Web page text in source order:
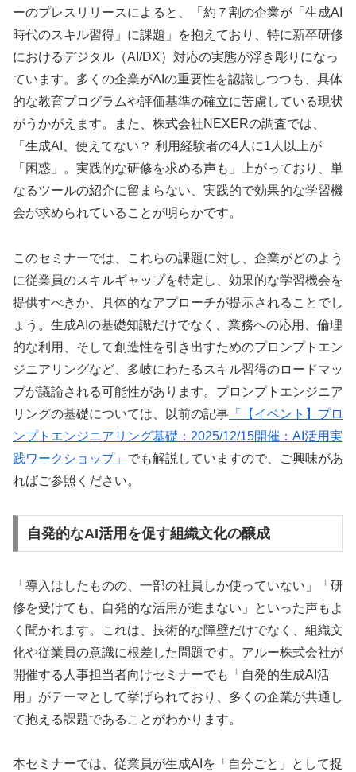
ーのプレスリリースによると、「約７割の企業が「生成AI
時代のスキル習得」に課題」を抱えており、特に新卒研修
におけるデジタル（AI/DX）対応の実態が浮き彫りになっ
ています。多くの企業がAIの重要性を認識しつつも、具体
的な教育プログラムや評価基準の確立に苦慮している現状
がうかがえます。また、株式会社NEXERの調査では、
「生成AI、使えてない？ 利用経験者の4人に1人以上が
「困惑」。実践的な研修を求める声も」上がっており、単
なるツールの紹介に留まらない、実践的で効果的な学習機
会が求められていることが明らかです。
このセミナーでは、これらの課題に対し、企業がどのよう
に従業員のスキルギャップを特定し、効果的な学習機会を
提供すべきか、具体的なアプローチが提示されることでし
ょう。生成AIの基礎知識だけでなく、業務への応用、倫理
的な利用、そして創造性を引き出すためのプロンプトエン
ジニアリングなど、多岐にわたるスキル習得のロードマッ
プが議論される可能性があります。プロンプトエンジニア
リングの基礎については、以前の記事 「【イベント】プロ
ンプトエンジニアリング基礎：2025/12/15開催：AI活用実
践ワークショップ」 でも解説していますので、ご興味があ
ればご参照ください。
自発的なAI活用を促す組織文化の醸成
「導入はしたものの、一部の社員しか使っていない」「研
修を受けても、自発的な活用が進まない」といった声もよ
く聞かれます。これは、技術的な障壁だけでなく、組織文
化や従業員の意識に根差した問題です。アルー株式会社が
開催する人事担当者向けセミナーでも「自発的生成AI活
用」がテーマとして挙げられており、多くの企業が共通し
て抱える課題であることがわかります。
本セミナーでは、従業員が生成AIを「自分ごと」として捉